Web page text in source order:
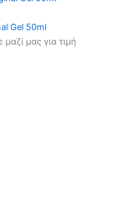
Gel 50ml
μαζί μας για τιμή